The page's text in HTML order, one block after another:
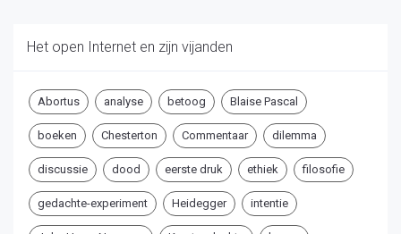
Het open Internet en zijn vijanden
Abortus analyse betoog Blaise Pascal
boeken Chesterton Commentaar dilemma
discussie dood eerste druk ethiek filosofie
gedachte-experiment Heidegger intentie